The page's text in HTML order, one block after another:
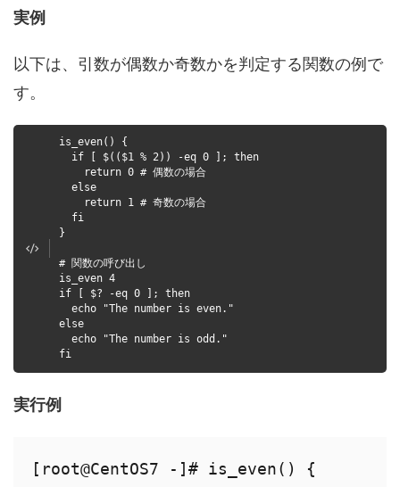
実例
以下は、引数が偶数か奇数かを判定する関数の例で
す。
is_even() {
if [ $(($1 % 2)) -eq 0 ]; then
return 0 # 偶数の場合
else
return 1 # 奇数の場合
fi
}
# 関数の呼び出し
is_even 4
if [ $? -eq 0 ]; then
echo "The number is even."
else
echo "The number is odd."
fi
実行例
[root@CentOS7 -]# is_even() {